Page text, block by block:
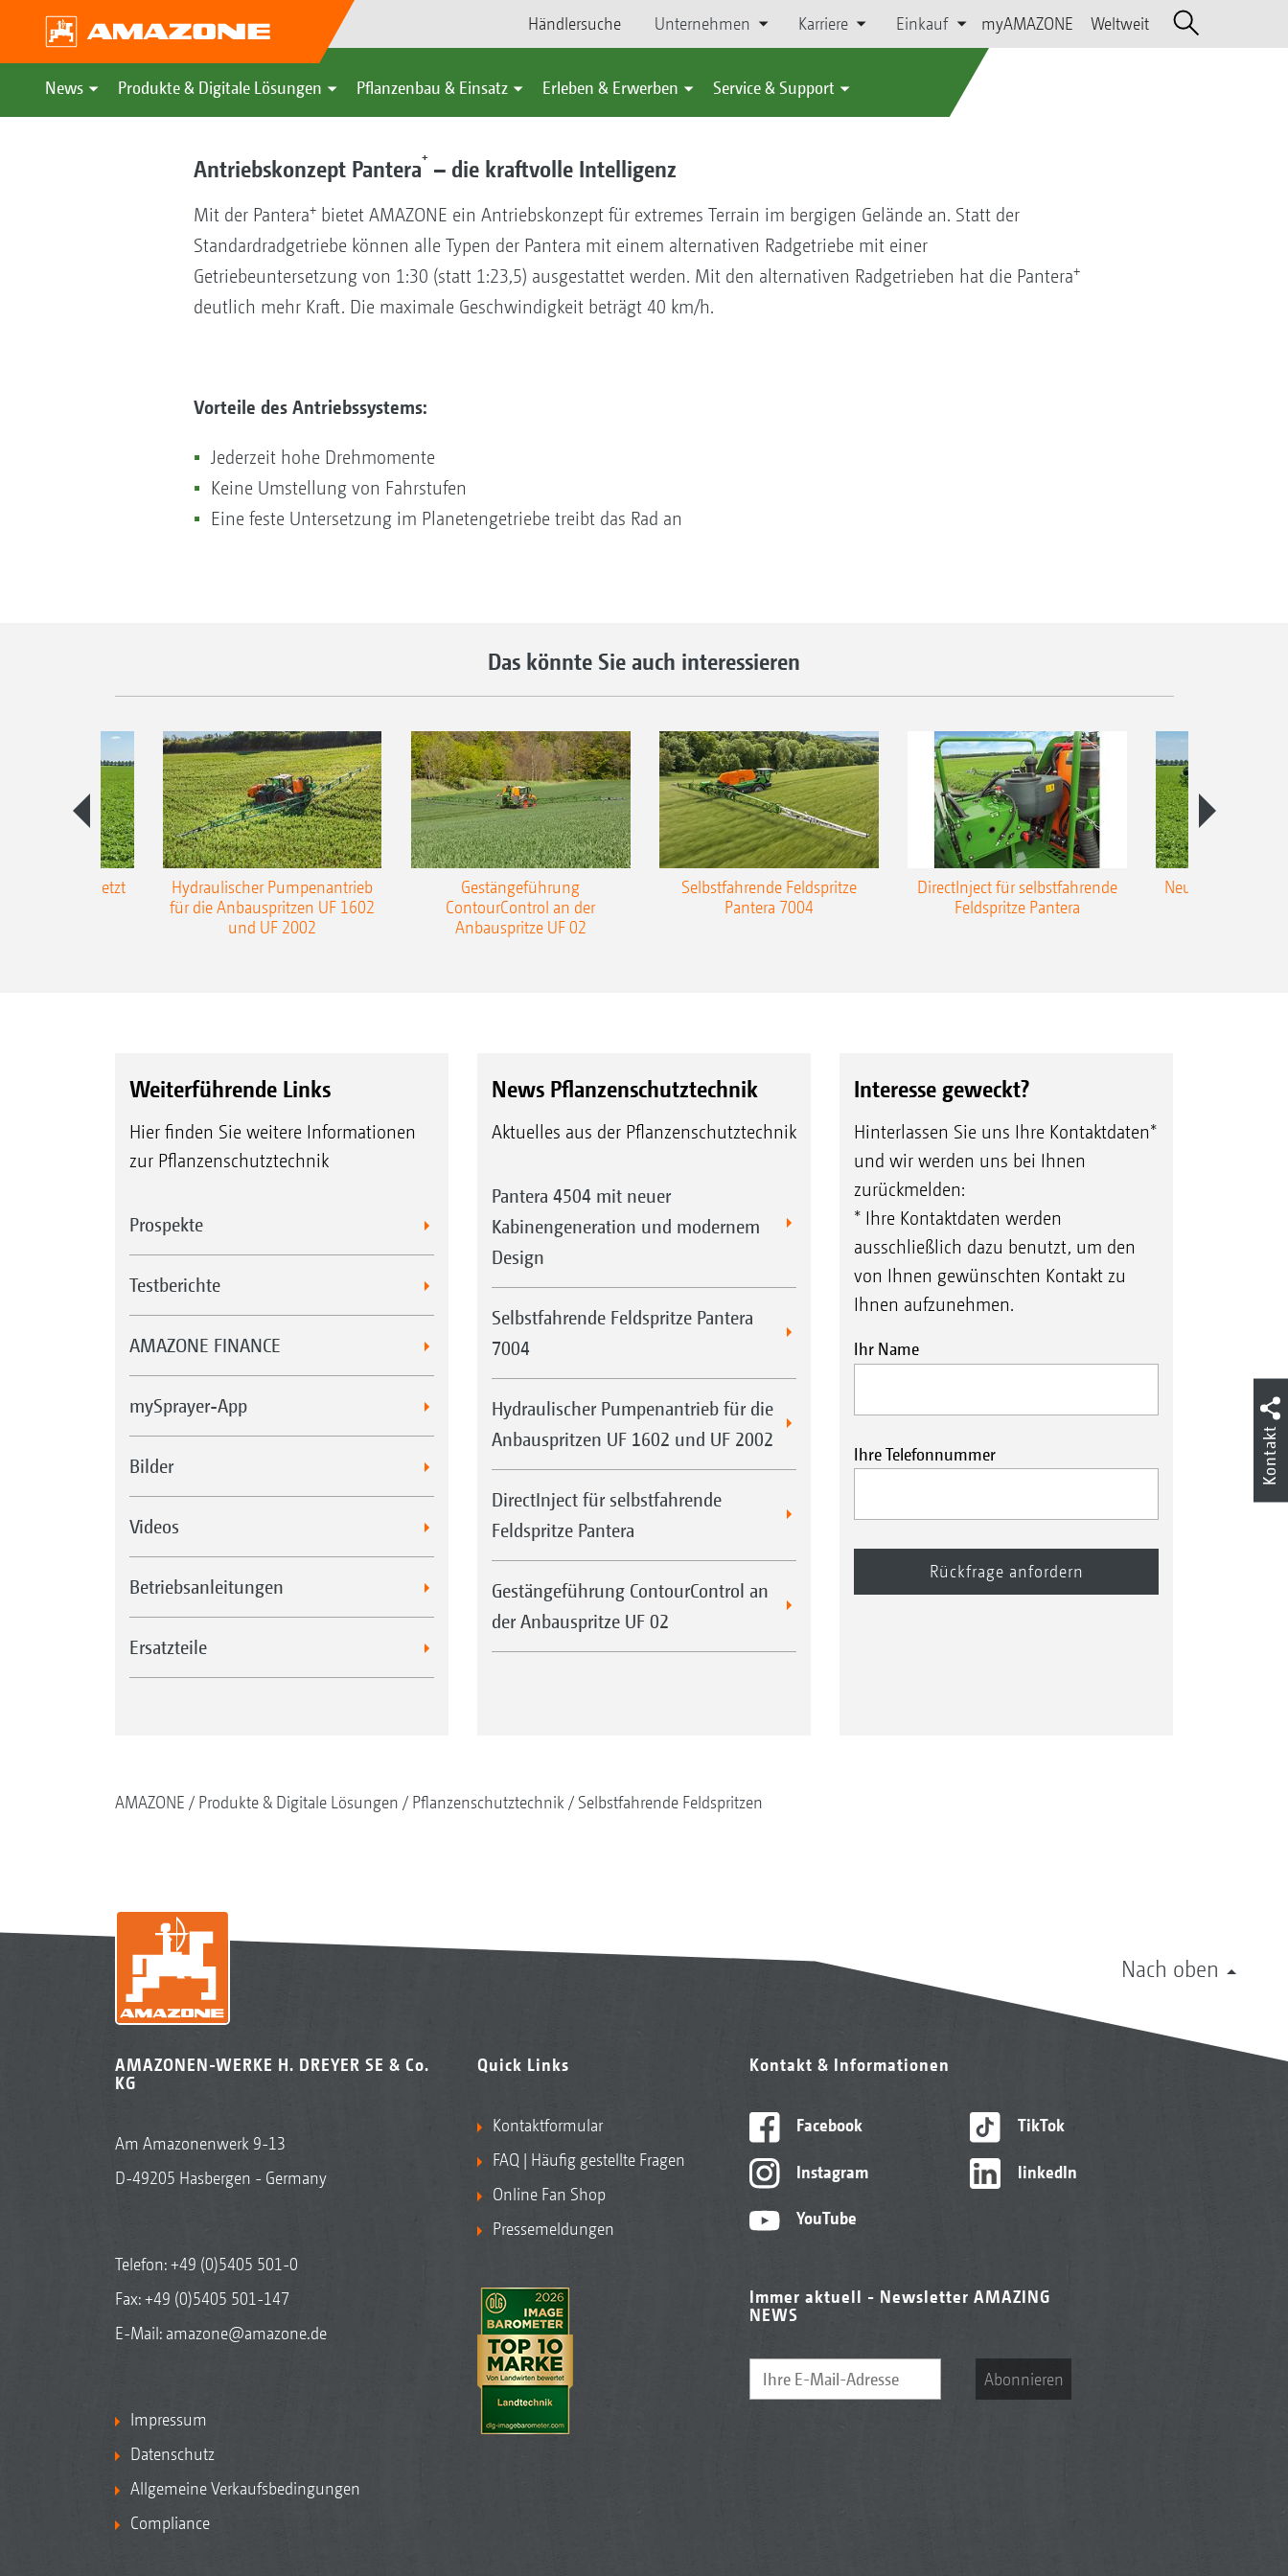
Händlersuche Unternehmen Karriere Einkauf myAMAZONE Weltweit
News Produkte & Digitale Lösungen Pflanzenbau & Einsatz Erleben & Erwerben Service & Support
Antriebskonzept Pantera+ – die kraftvolle Intelligenz
Mit der Pantera+bietet AMAZONE ein Antriebskonzept für extremes Terrain im bergigen Gelände an. Statt der
Standardradgetriebe können alle Typen der Pantera mit einem alternativen Radgetriebe mit einer
Getriebeuntersetzung von 1:30 (statt 1:23,5) ausgestattet werden. Mit den alternativen Radgetrieben hat die Pantera+
deutlich mehr Kraft. Die maximale Geschwindigkeit beträgt 40 km/h.
Vorteile des Antriebssystems:
Jederzeit hohe Drehmomente
Keine Umstellung von Fahrstufen
Eine feste Untersetzung im Planetengetriebe treibt das Rad an
Das könnte Sie auch interessieren
L3-Gestänge jetzt
Hydraulischer Pumpenantrieb
für die Anbauspritzen UF 1602
und UF 2002
Gestängeführung
ContourControl an der
Anbauspritze UF 02
Selbstfahrende Feldspritze
Pantera 7004
DirectInject für selbstfahrende
Feldspritze Pantera
Neue Super-L3-
Weiterführende Links
Hier finden Sie weitere Informationen
zur Pflanzenschutztechnik
Prospekte
Testberichte
AMAZONE FINANCE
mySprayer-App
Bilder
Videos
Betriebsanleitungen
Ersatzteile
News Pflanzenschutztechnik
Aktuelles aus der Pflanzenschutztechnik
Pantera 4504 mit neuer
Kabinengeneration und modernem
Design
Selbstfahrende Feldspritze Pantera
7004
Hydraulischer Pumpenantrieb für die
Anbauspritzen UF 1602 und UF 2002
DirectInject für selbstfahrende
Feldspritze Pantera
Gestängeführung ContourControl an
der Anbauspritze UF 02
Interesse geweckt?
Hinterlassen Sie uns Ihre Kontaktdaten*
und wir werden uns bei Ihnen
zurückmelden:
* Ihre Kontaktdaten werden
ausschließlich dazu benutzt, um den
von Ihnen gewünschten Kontakt zu
Ihnen aufzunehmen.
Ihr Name
Ihre Telefonnummer
AMAZONE Produkte & Digitale Lösungen Pflanzenschutztechnik Selbstfahrende Feldspritzen
Nach oben
AMAZONEN-WERKE H. DREYER SE & Co.
KG
Am Amazonenwerk 9-13
D-49205 Hasbergen - Germany
Telefon:+49 (0)5405 501-0
Fax: +49 (0)5405 501-147
E-Mail: amazone@amazone.de
Impressum
Datenschutz
Allgemeine Verkaufsbedingungen
Compliance
Quick Links
Kontaktformular
FAQ | Häufig gestellte Fragen
Online Fan Shop
Pressemeldungen
Kontakt & Informationen
Facebook
Instagram
YouTube
TikTok
linkedIn
Immer aktuell - Newsletter AMAZING
NEWS
Abonnieren
Kontakt